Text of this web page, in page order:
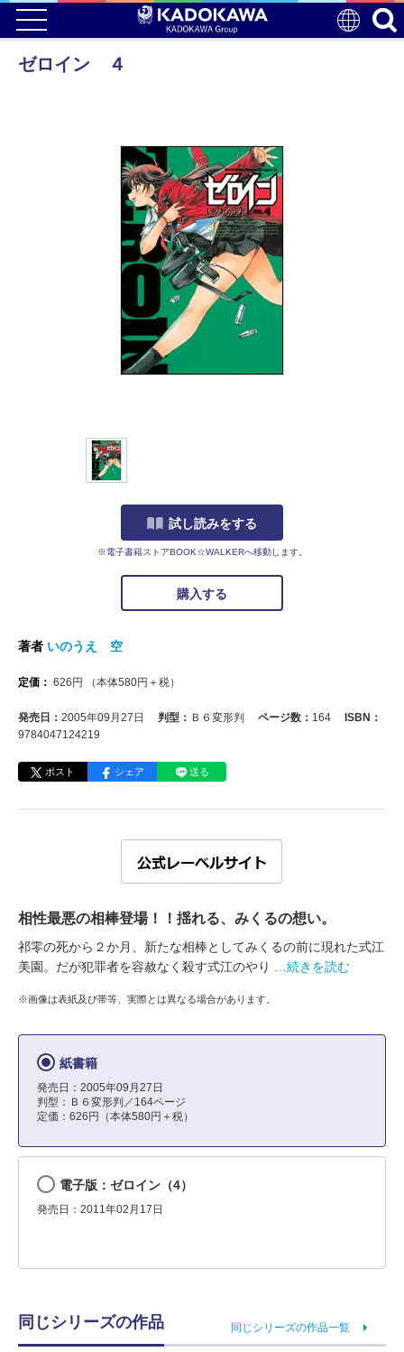
ゼロイン ４
試し読みをする
※電子書籍ストアBOOK☆WALKERへ移動します。
購入する
著者 いのうえ 空
定価： 626 円 （本体580円＋税）
発売日： 2005年09月27日 判型： Ｂ６変形判 ページ数： 164
ISBN：
9784047124219
ポスト シェア 送る
相性最悪の相棒登場！！揺れる、みくるの想い。
祁零の死から２か月、新たな相棒としてみくるの前に現れた式江
美園。だが犯罪者を容赦なく殺す式江のやり
…続きを読む
※画像は表紙及び帯等、実際とは異なる場合があります。
紙書籍
発売日：2005年09月27日
判型：Ｂ６変形判／164ページ
定価：626円（本体580円＋税）
電子版：ゼロイン（4）
発売日：2011年02月17日
同じシリーズの作品 同じシリーズの作品一覧